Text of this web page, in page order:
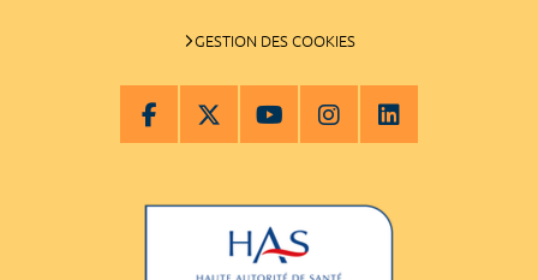
GESTION DES COOKIES